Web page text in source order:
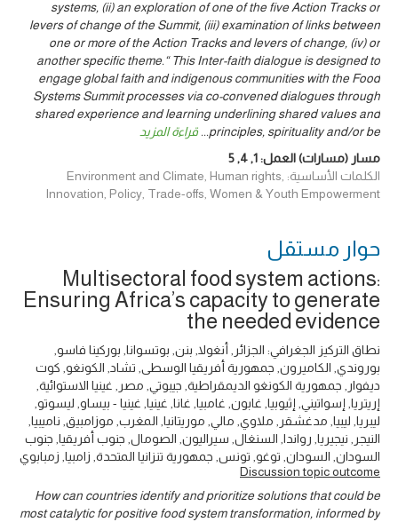
systems, (ii) an exploration of one of the five Action Tracks or
levers of change of the Summit, (iii) examination of links between
one or more of the Action Tracks and levers of change, (iv) or
another specific theme.“ This Inter-faith dialogue is designed to
engage global faith and indigenous communities with the Food
Systems Summit processes via co-convened dialogues through
shared experience and learning underlining shared values and
principles, spirituality and/or be
... قراءة المزيد
مسار (مسارات) العمل:1
,
4
,
5
الكلمات الأساسية: Environment and Climate, Human rights,
Innovation, Policy, Trade-offs, Women & Youth Empowerment
حوار ‎مستقل
Multisectoral food system actions:
Ensuring Africa’s capacity to generate
the needed evidence
نطاق التركيز الجغرافي: الجزائر, أنغولا, بنن, بوتسوانا, بوركينا فاسو,
بوروندي, الكاميرون, جمهورية أفريقيا الوسطى, تشاد, الكونغو, كوت
ديفوار, جمهورية الكونغو الديمقراطية, جيبوتي, مصر, غينيا الاستوائية,
إريتريا, إسواتيني, إثيوبيا, غابون, غامبيا, غانا, غينيا, غينيا - بيساو, ليسوتو,
ليبريا, ليبيا, مدغشقر, ملاوي, مالي, موريتانيا, المغرب, موزامبيق, ناميبيا,
النيجر, نيجيريا, رواندا, السنغال, سيراليون, الصومال, جنوب أفريقيا, جنوب
السودان, السودان, توغو, تونس, جمهورية تنزانيا المتحدة, زامبيا, زمبابوي
Discussion topic outcome
How can countries identify and prioritize solutions that could be
most catalytic for positive food system transformation, informed by